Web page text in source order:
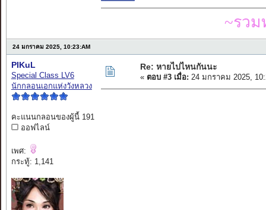
~รวม
24 มกราคม 2025, 10:23:AM
PIKuL
Special Class LV6
นักกลอนเอกแห่งวังหลวง
คะแนนกลอนของผู้นี้ 191
ออฟไลน์
เพศ:
กระทู้: 1,141
Re: หายไปไหนกันนะ
« ตอบ #3 เมื่อ: 24 มกราคม 2025,